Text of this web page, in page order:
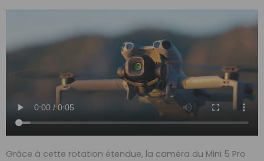
Grâce à cette rotation étendue, la caméra du Mini 5 Pro